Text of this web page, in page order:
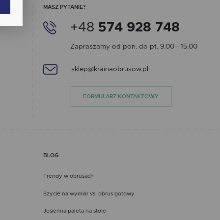
MASZ PYTANIE?
+48 574 928 748
Zapraszamy od pon. do pt. 9.00 - 15.00
sklep@krainaobrusow.pl
FORMULARZ KONTAKTOWY
BLOG
Trendy w obrusach
Szycie na wymiar vs. obrus gotowy
Jesienna paleta na stole